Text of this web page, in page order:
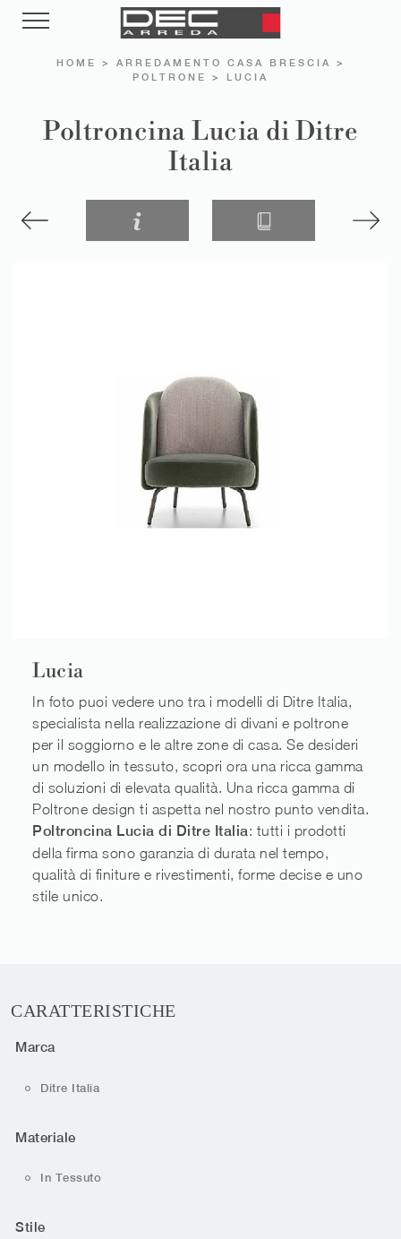
HOME > ARREDAMENTO CASA BRESCIA
>
POLTRONE
> LUCIA
Poltroncina Lucia di Ditre
Italia
Lucia
In foto puoi vedere uno tra i modelli di Ditre Italia,
specialista nella realizzazione di divani e poltrone
per il soggiorno e le altre zone di casa. Se desideri
un modello in tessuto, scopri ora una ricca gamma
di soluzioni di elevata qualità. Una ricca gamma di
Poltrone design ti aspetta nel nostro punto vendita.
Poltroncina Lucia di Ditre Italia: tutti i prodotti
della firma sono garanzia di durata nel tempo,
qualità di finiture e rivestimenti, forme decise e uno
stile unico.
CARATTERISTICHE
Marca
Ditre Italia
Materiale
In Tessuto
Stile